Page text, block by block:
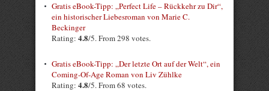
Gratis eBook-Tipp: „Perfect Life – Rückkehr zu Dir“,
ein historischer Liebesroman von Marie C.
Beckinger
Rating: 4.8/5. From 298 votes.
Gratis eBook-Tipp: „Der letzte Ort auf der Welt“, ein
Coming-Of-Age Roman von Liv Zühlke
Rating: 4.8/5. From 68 votes.